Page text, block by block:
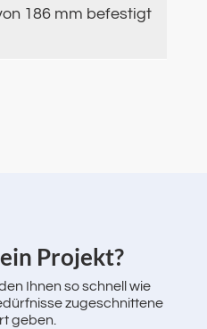
186 mm befestigt
Projekt?
Ihnen so schnell wie
zugeschnittene
geben.